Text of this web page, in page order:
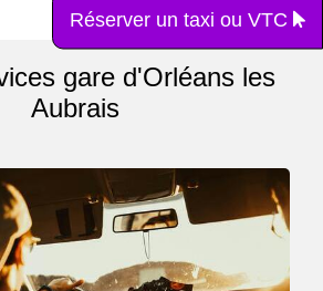
gare d'Orléans les
Aubrais
Réserver un taxi ou VTC